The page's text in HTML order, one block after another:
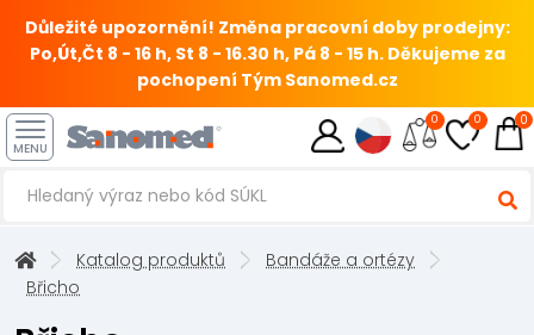
Důležité upozornění! Změna pracovní doby prodejny:
Po,Út,Čt 8 - 16 h, St 8 - 16.30 h, Pá 8 - 15 h. Děkujeme za
pochopení Tým Sanomed.cz
MENU
0 0 0
Katalog produktů
Bandáže a ortézy
Břicho